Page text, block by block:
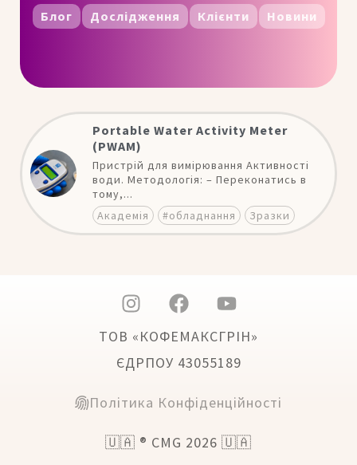
Блог Дослідження Клієнти Новини
Portable Water Activity Meter
(PWAM)
Пристрій для вимірювання Активності
води. Методологія: – Переконатись в
тому,...
Академія
#обладнання Зразки
ТОВ «КОФЕМАКСГРІН»
ЄДРПОУ 43055189
Політика Конфіденційності
🇺🇦 ® CMG 2026 🇺🇦